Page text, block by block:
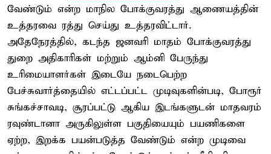
வேண்டும் என்ற மாநில போக்குவரத்து ஆணையத்தின்
உத்தரவை ரத்து செய்து உத்தரவிட்டார்.
அதேநேரத்தில், கடந்த ஜனவரி மாதம் போக்குவரத்து
துறை அதிகாரிகள் மற்றும் ஆம்னி பேருந்து
உரிமையாளர்கள் இடையே நடைபெற்ற
பேச்சுவார்த்தையில் எட்டப்பட்ட முடிவுகளின்படி, போரூர்
சுங்கச்சாவடி, சூரப்பட்டு ஆகிய இடங்களுடன் மாதவரம்
ரவுண்டானா அருகிலுள்ள பகுதியையும் பயணிகளை
ஏற்ற, இறக்க பயன்படுத்த வேண்டும் என்ற முடிவை